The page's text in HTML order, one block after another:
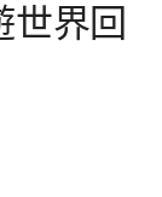
世界回